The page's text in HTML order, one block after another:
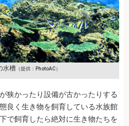
水槽 （提供：PhotoAC）
狭かったり設備が古かったりする
良く生き物を飼育している水族館
で飼育したら絶対に生き物たちを